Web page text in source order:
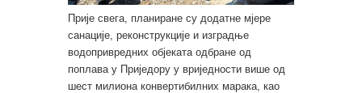
Прије свега, планиране су додатне мјере
санације, реконструкције и изградње
водопривредних објеката одбране од
поплава у Приједору у вриједности више од
шест милиона конвертибилних марака, као